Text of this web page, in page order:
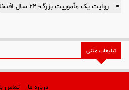
روایت یک مأموریت بزرگ؛ ۲۲ سال افتخار، ۲۲ سال توسعه
تبلیغات متنی
درباره ما تماس